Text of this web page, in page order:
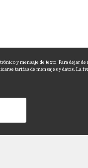
y mensaje de texto. Para dejar
tarifas de mensajes y datos. La